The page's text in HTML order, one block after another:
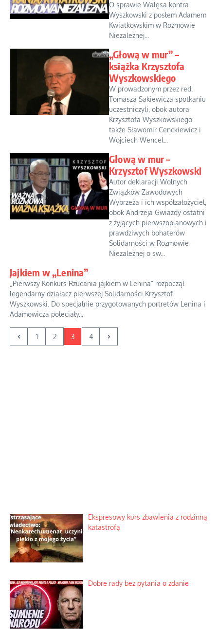
O sprawie Wałęsa kontra
Wyszkowski z posłem Adamem
Kwiatkowskim w Rozmowie
Niezależnej...
„Głową w mur” –
książka Krzysztofa
Wyszkowskiego
W prowadzonym przez red.
Tomasza Sakiewicza spotkaniu
uczestniczyli, obok autora
Krzysztofa Wyszkowskiego
także Sławomir Cenckiewicz i
Wojciech Wencel...
Głową w mur –
Krzysztof Wyszkowski
Autor deklaracji Wolnych
Związków Zawodowych
Wybrzeża i ich współzałożyciel,
obok Andrzeja Gwiazdy ostatni
z żyjących pierwszoplanowych i
prawdziwych bohaterów
Solidarności w Rozmowie
Niezależnej o sw...
Jajkiem w „Lenina”
„Pierwszy Konkurs Rzucania jajkiem w Lenina” rozpoczął
legendarny działacz pierwszej Solidarności Krzysztof
Wyszkowski. Do specjalnie przygotowanych portretów Lenina i
Adamowicza poleciały...
1 2 3 4
Ekspresowy kurs zbawienia z rodzinną
katastrofą
Dobre rady bez pytania o zdanie